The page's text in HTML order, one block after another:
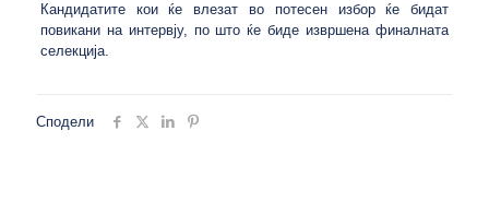
Кандидатите кои ќе влезат во потесен избор ќе бидат
повикани на интервју, по што ќе биде извршена финалната
селекција.
Сподели